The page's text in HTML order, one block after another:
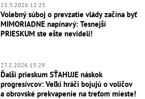
23.3.2026 12:25
Volebný súboj o prevzatie vlády začína byť
MIMORIADNE napínavý: Tesnejší
PRIESKUM ste ešte nevideli!
27.2.2026 15:29
Ďalší prieskum SŤAHUJE náskok
progresívcov: Veľkí hráči bojujú o voličov
a obrovské prekvapenie na treťom mieste!